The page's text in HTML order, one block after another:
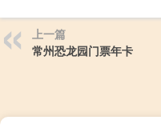
上一篇
常州恐龙园门票年卡